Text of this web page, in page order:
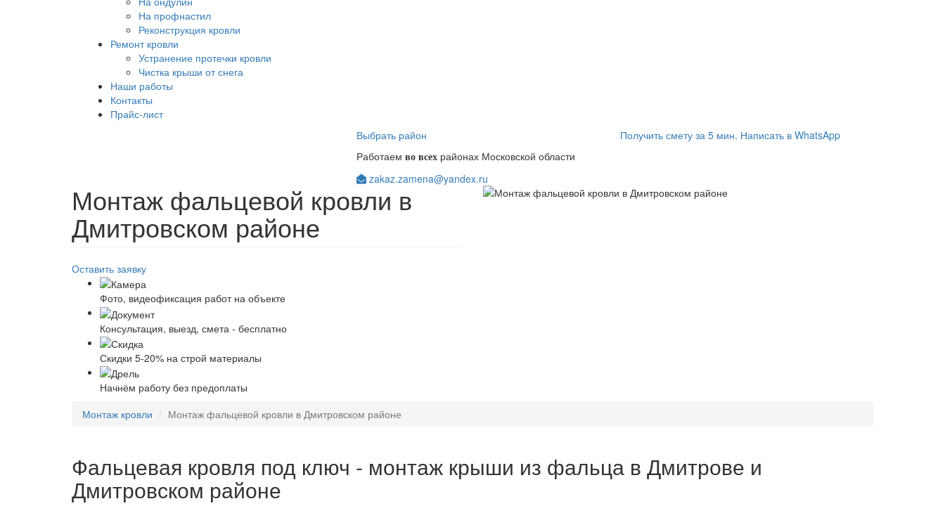
На профнастил
Реконструкция кровли
Ремонт кровли
Устранение протечки кровли
Чистка крыши от снега
Наши работы
Контакты
Прайс-лист
Выбрать район
Работаем во всех районах Московской области
zakaz.zamena@yandex.ru
Получить смету за 5 мин. Написать в WhatsApp
Монтаж фальцевой кровли в
Дмитровском районе
Оставить заявку
Фото, видеофиксация работ на объекте
Консультация, выезд, смета - бесплатно
Скидки 5-20% на строй материалы
Начнём работу без предоплаты
Монтаж кровли
Монтаж фальцевой кровли в Дмитровском районе
Фальцевая кровля под ключ - монтаж крыши из фальца в Дмитрове и
Дмитровском районе